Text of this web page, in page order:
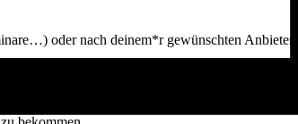
oder nach deinem*r gewünschten